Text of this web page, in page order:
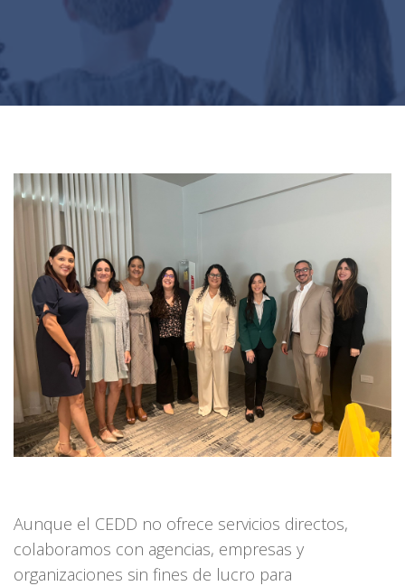
Aunque el CEDD no ofrece servicios directos,
colaboramos con agencias, empresas y
organizaciones sin fines de lucro para